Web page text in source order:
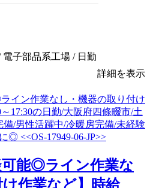
子部品系工場 / 日勤
詳細を表示
可能◎ライン作業な
作業など】時給